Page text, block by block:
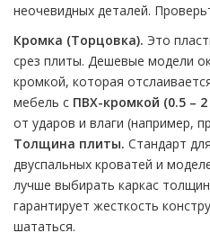
неочевидных деталей.
Кромка (Торцовка). Это
срез плиты. Дешевые модели
кромкой, которая
мебель с ПВХ-кромкой (0.5 –
от ударов и влаги (например,
Толщина плиты. Стандарт
двуспальных кроватей и
лучше выбирать каркас
гарантирует жесткость
шататься.